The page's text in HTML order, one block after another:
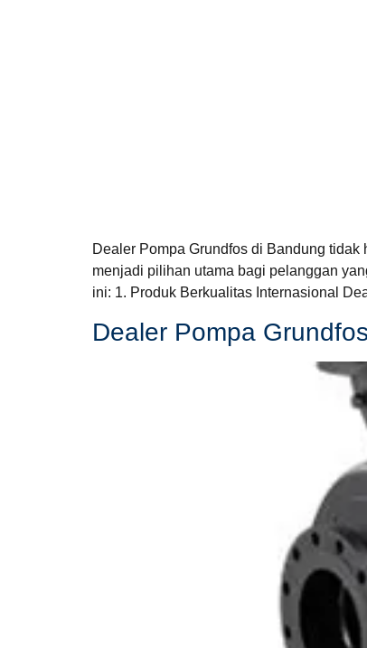
Dealer Pompa Grundfos di Bandung
menjadi pilihan utama bagi pelanggan
ini: 1. Produk Berkualitas Internasional
Dealer Pompa